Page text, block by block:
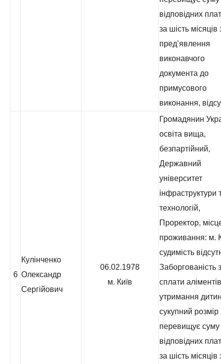
відповідних
за шість місяців
пред’явлення
виконавчого
документа до
примусового
виконання,
6
Кулінченко
Олександр
Сергійович
06.02.1978
м. Київ
Громадянин
освіта вища,
безпартійний,
Державний
університет
інфраструктури
технологій,
Проректор,
проживання: м.
судимість
Заборгованість
сплати
утримання
сукупний розмір
перевищує суму
відповідних
за шість місяців